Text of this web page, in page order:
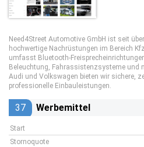
Need4Street Automotive GmbH ist seit
hochwertige Nachrüstungen im Bereich
umfasst Bluetooth-
Beleuchtung, Fahrassistenzsysteme und
Audi und Volkswagen bieten wir sichere,
professionelle Einbauleistungen.
37 Werbemittel
Start
Stornoquote